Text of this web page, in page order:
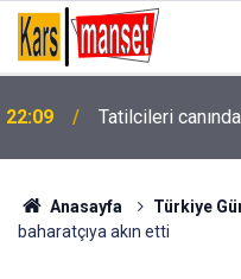
22:09 Tatilcileri
Anasayfa Türkiye
baharatçıya akın etti